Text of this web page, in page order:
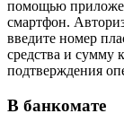
помощью
смартфон.
введите номер
средства и сумму
подтверждения
В банкомате